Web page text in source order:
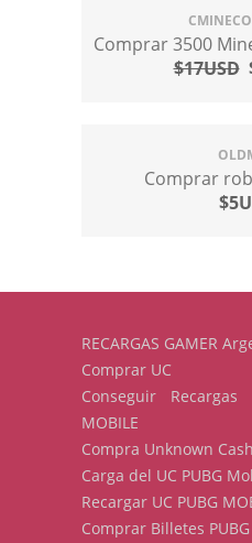
Comprar 3500
$17USD
Comprar
RECARGAS GAMER
Comprar UC
Conseguir
MOBILE
Compra Unknown
Carga del UC PUBG
Recargar UC PUBG
Comprar Billetes